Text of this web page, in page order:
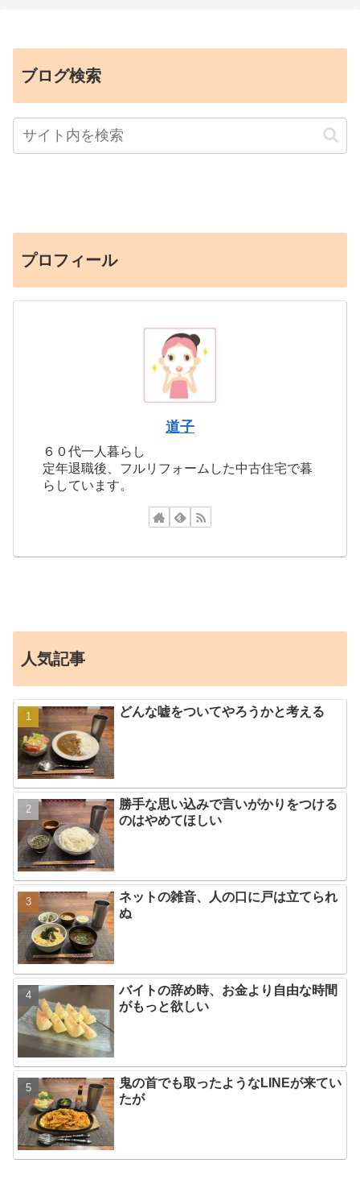
ブログ検索
プロフィール
道子
６０代一人暮らし
定年退職後、フルリフォームした中古住宅で暮
らしています。
人気記事
どんな嘘をついてやろうかと考える
勝手な思い込みで言いがかりをつける
のはやめてほしい
ネットの雑音、人の口に戸は立てられ
ぬ
バイトの辞め時、お金より自由な時間
がもっと欲しい
鬼の首でも取ったようなLINEが来てい
たが